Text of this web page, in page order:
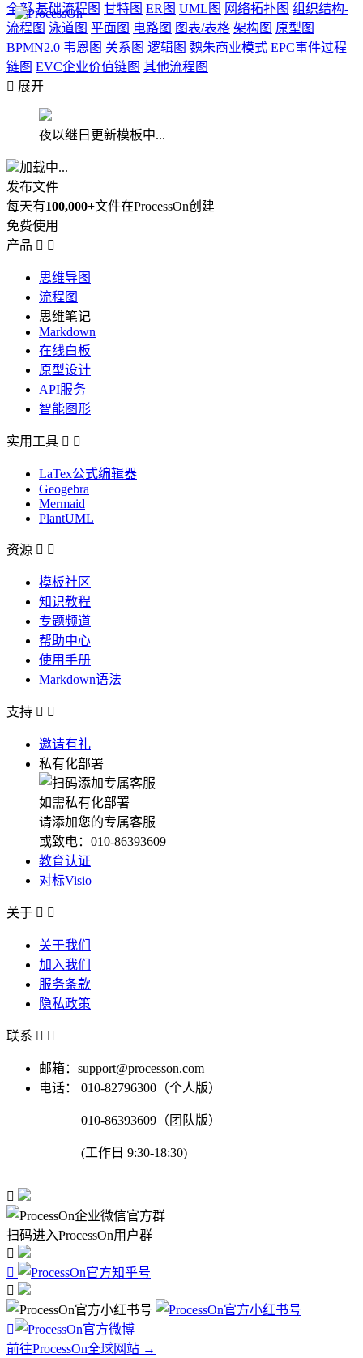
全部 基础流程图 甘特图 ER图 UML图 网络拓扑图 组织结构-
流程图 泳道图 平面图 电路图 图表/表格 架构图 原型图
BPMN2.0 韦恩图 关系图 逻辑图 魏朱商业模式 EPC事件过程
链图 EVC企业价值链图 其他流程图
 展开
夜以继日更新模板中...
加载中...
发布文件
每天有100,000+文件在ProcessOn创建
免费使用
产品  
思维导图
流程图
思维笔记
Markdown
在线白板
原型设计
API服务
智能图形
实用工具  
LaTex公式编辑器
Geogebra
Mermaid
PlantUML
资源  
模板社区
知识教程
专题频道
帮助中心
使用手册
Markdown语法
支持  
邀请有礼
私有化部署
如需私有化部署
请添加您的专属客服
或致电：010-86393609
教育认证
对标Visio
关于  
关于我们
加入我们
服务条款
隐私政策
联系  
邮箱：support@processon.com
电话：
010-82796300（个人版）
010-86393609（团队版）
(工作日 9:30-18:30)

扫码进入ProcessOn用户群




前往ProcessOn全球网站 →